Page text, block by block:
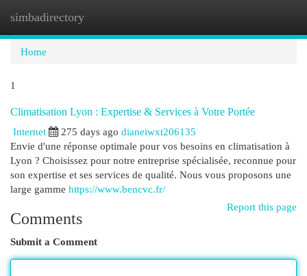
simbadirectory
Home
1
Climatisation Lyon : Expertise & Services à Votre Portée
Internet
275 days ago dianeiwxt206135
Envie d'une réponse optimale pour vos besoins en climatisation à
Lyon ? Choisissez pour notre entreprise spécialisée, reconnue pour
son expertise et ses services de qualité. Nous vous proposons une
large gamme https://www.bencvc.fr/
Report this page
Comments
Submit a Comment